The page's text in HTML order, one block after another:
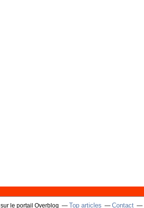
sur le portail Overblog Top articles Contact